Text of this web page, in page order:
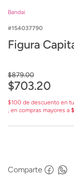
Bandai
154037790
Figura
$879.00
$703.20
$100 de descuento en
, en compras mayores a
Comparte